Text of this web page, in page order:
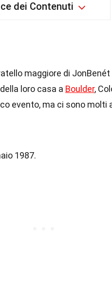
dei Contenuti
maggiore di JonBenét
loro casa a Boulder,
evento, ma ci sono
1987.